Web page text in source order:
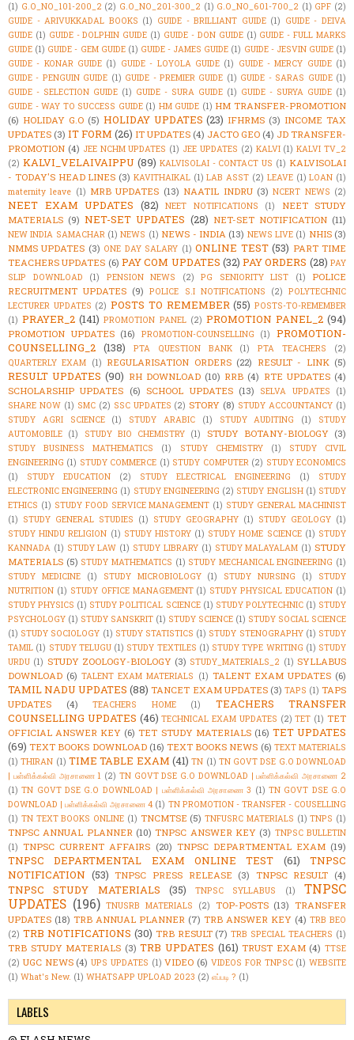
(1) G.O_NO_101-200_2 (2) G.O_NO_201-300_2 (1) G.O_NO_601-700_2 (1) GPF (2)
GUIDE - ARIVUKKADAL BOOKS (1) GUIDE - BRILLIANT GUIDE (1) GUIDE - DEIVA
GUIDE (1) GUIDE - DOLPHIN GUIDE (1) GUIDE - DON GUIDE (1) GUIDE - FULL MARKS
GUIDE (1) GUIDE - GEM GUIDE (1) GUIDE - JAMES GUIDE (1) GUIDE - JESVIN GUIDE (1)
GUIDE - KONAR GUIDE (1) GUIDE - LOYOLA GUIDE (1) GUIDE - MERCY GUIDE (1)
GUIDE - PENGUIN GUIDE (1) GUIDE - PREMIER GUIDE (1) GUIDE - SARAS GUIDE (1)
GUIDE - SELECTION GUIDE (1) GUIDE - SURA GUIDE (1) GUIDE - SURYA GUIDE (1)
GUIDE - WAY TO SUCCESS GUIDE (1) HM GUIDE (1) HM TRANSFER-PROMOTION
(6) HOLIDAY G.O (5) HOLIDAY UPDATES (23) IFHRMS (3) INCOME TAX
UPDATES (3) IT FORM (26) IT UPDATES (4) JACTO GEO (4) JD TRANSFER-
PROMOTION (4) JEE NCHM UPDATES (1) JEE UPDATES (2) KALVI (1) KALVI TV_2
(2) KALVI_VELAIVAIPPU (89) KALVISOLAI - CONTACT US (1) KALVISOLAI
- TODAY'S HEAD LINES (3) KAVITHAIKAL (1) LAB ASST (2) LEAVE (1) LOAN (1)
maternity leave (1) MRB UPDATES (13) NAATIL INDRU (3) NCERT NEWS (2)
NEET EXAM UPDATES (82) NEET NOTIFICATIONS (1)
NEET STUDY
MATERIALS (9) NET-SET UPDATES (28) NET-SET NOTIFICATION (11)
NEW INDIA SAMACHAR (1) NEWS (1) NEWS - INDIA (13) NEWS LIVE (1) NHIS (3)
NMMS UPDATES (3) ONE DAY SALARY (1) ONLINE TEST (53) PART TIME
TEACHERS UPDATES (6) PAY COM UPDATES (32) PAY ORDERS (28) PAY
SLIP DOWNLOAD
(1) PENSION NEWS (2) PG SENIORITY LIST (1)
POLICE
RECRUITMENT UPDATES (9) POLICE S.I NOTIFICATIONS (2) POLYTECHNIC
LECTURER UPDATES (2) POSTS TO REMEMBER (55) POSTS-TO-REMEMBER
(1) PRAYER_2 (141) PROMOTION PANEL (2) PROMOTION PANEL_2 (94)
PROMOTION UPDATES (16) PROMOTION-COUNSELLING (1)
PROMOTION-
COUNSELLING_2 (138) PTA QUESTION BANK (1) PTA TEACHERS
(2)
QUARTERLY EXAM (1) REGULARISATION ORDERS (22) RESULT - LINK (5)
RESULT UPDATES (90) RH DOWNLOAD (10) RRB (4) RTE UPDATES (4)
SCHOLARSHIP UPDATES (6) SCHOOL UPDATES (13) SELVA UPDATES
(1)
SHARE NOW (1) SMC (2) SSC UPDATES (2) STORY (8) STUDY ACCOUNTANCY (1)
STUDY AGRI SCIENCE
(1) STUDY ARABIC (1) STUDY AUDITING (1)
STUDY
AUTOMOBILE (1) STUDY BIO CHEMISTRY (1) STUDY BOTANY-BIOLOGY (3)
STUDY BUSINESS MATHEMATICS (1) STUDY CHEMISTRY (1)
STUDY CIVIL
ENGINEERING (1) STUDY COMMERCE (1) STUDY COMPUTER (2) STUDY ECONOMICS
(1)
STUDY EDUCATION (2) STUDY ELECTRICAL ENGINEERING (1)
STUDY
ELECTRONIC ENGINEERING (1) STUDY ENGINEERING (2) STUDY ENGLISH (1) STUDY
ETHICS (1) STUDY FOOD SERVICE MANAGEMENT (1) STUDY GENERAL MACHINIST
(1) STUDY GENERAL STUDIES (1) STUDY GEOGRAPHY (1) STUDY GEOLOGY (1)
STUDY HINDU RELIGION (1) STUDY HISTORY (1) STUDY HOME SCIENCE (1) STUDY
KANNADA (1) STUDY LAW (1) STUDY LIBRARY (1) STUDY MALAYALAM (1) STUDY
MATERIALS (5) STUDY MATHEMATICS (1) STUDY MECHANICAL ENGINEERING (1)
STUDY MEDICINE
(1) STUDY MICROBIOLOGY (1) STUDY NURSING (1)
STUDY
NUTRITION (1) STUDY OFFICE MANAGEMENT (1) STUDY PHYSICAL EDUCATION (1)
STUDY PHYSICS (1) STUDY POLITICAL SCIENCE (1) STUDY POLYTECHNIC (1) STUDY
PSYCHOLOGY (1) STUDY SANSKRIT (1) STUDY SCIENCE (1) STUDY SOCIAL SCIENCE
(1) STUDY SOCIOLOGY (1) STUDY STATISTICS (1) STUDY STENOGRAPHY (1) STUDY
TAMIL (1) STUDY TELUGU (1) STUDY TEXTILES (1) STUDY TYPE WRITING (1) STUDY
URDU (1) STUDY ZOOLOGY-BIOLOGY (3) STUDY_MATERIALS_2 (1) SYLLABUS
DOWNLOAD (6) TALENT EXAM MATERIALS (1) TALENT EXAM UPDATES (6)
TAMIL NADU UPDATES (88) TANCET EXAM UPDATES (3) TAPS (1) TAPS
UPDATES
(4) TEACHERS HOME (1)
TEACHERS TRANSFER
COUNSELLING UPDATES (46) TECHNICAL EXAM UPDATES (2) TET (1) TET
OFFICIAL ANSWER KEY (6) TET STUDY MATERIALS (16) TET UPDATES
(69) TEXT BOOKS DOWNLOAD (16) TEXT BOOKS NEWS (6) TEXT MATERIALS
(1) THIRAN (1) TIME TABLE EXAM (41) TN (1) TN GOVT DSE G.O DOWNLOAD
| பள்ளிக்கல்வி அரசாணை 1 (2) TN GOVT DSE G.O DOWNLOAD | பள்ளிக்கல்வி அரசாணை 2
(1) TN GOVT DSE G.O DOWNLOAD | பள்ளிக்கல்வி அரசாணை 3 (1) TN GOVT DSE G.O
DOWNLOAD | பள்ளிக்கல்வி அரசாணை 4 (1) TN PROMOTION - TRANSFER - COUSELLING
(1) TN TEXT BOOKS ONLINE (1) TNCMTSE (5) TNFUSRC MATERIALS (1) TNPS (1)
TNPSC ANNUAL PLANNER (10) TNPSC ANSWER KEY (3) TNPSC BULLETIN
(1) TNPSC CURRENT AFFAIRS (20) TNPSC DEPARTMENTAL EXAM (19)
TNPSC DEPARTMENTAL EXAM ONLINE TEST (61)
TNPSC
NOTIFICATION (53) TNPSC PRESS RELEASE (3) TNPSC RESULT (4)
TNPSC STUDY MATERIALS (35) TNPSC SYLLABUS (1)
TNPSC
UPDATES (196) TNUSRB MATERIALS (2) TOP-POSTS (13) TRANSFER
UPDATES (18) TRB ANNUAL PLANNER (7) TRB ANSWER KEY (4) TRB BEO
(2) TRB NOTIFICATIONS (30) TRB RESULT (7) TRB SPECIAL TEACHERS (1)
TRB STUDY MATERIALS (3) TRB UPDATES (161) TRUST EXAM (4) TTSE
(2) UGC NEWS (4) UPS UPDATES (1) VIDEO (6) VIDEOS FOR TNPSC (1) WEBSITE
(1) What's New. (1) WHATSAPP UPLOAD 2023 (2) எப்படி ? (1)
LABELS